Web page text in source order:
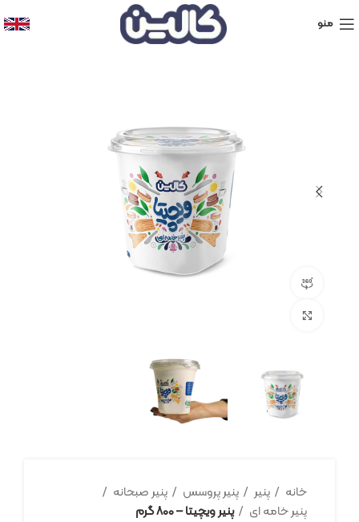
منو
خانه پنیر پنیر پروسس
پنیر صبحانه
پنیر خامه ای
پنیر ویچیتا – ۸۰۰ گرم